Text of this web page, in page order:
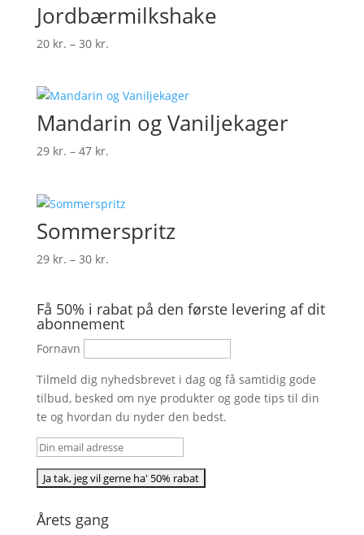
Jordbærmilkshake
20 kr. – 30 kr.Prisinterval:
30 kr.
Mandarin og Vaniljekager
29 kr. – 47 kr.Prisinterval:
47 kr.
Sommerspritz
29 kr. – 30 kr.
30 kr.
Få 50% i rabat på den første levering af dit
abonnement
Fornavn
Tilmeld dig nyhedsbrevet i dag og få samtidig gode
tilbud, besked om nye produkter og gode tips til din
te og hvordan du nyder den bedst.
Årets gang